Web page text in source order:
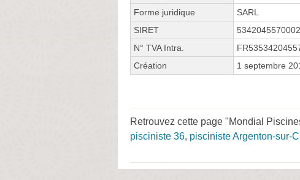
Forme juridique
SARL
SIRET
N° TVA Intra.
Création
1 septembre
Retrouvez cette page "Mondial
pisciniste 36, pisciniste Argenton-sur-